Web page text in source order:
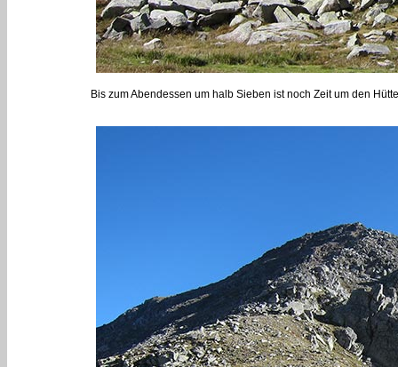
Bis zum Abendessen um halb Sieben ist noch Zeit um den